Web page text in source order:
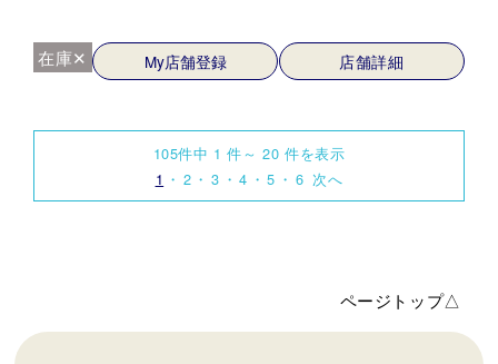
在庫✕ My店舗登録 店舗詳細
105件中 1 件～ 20 件を表示
1
2 3 4 5 6 次へ
ページトップ△